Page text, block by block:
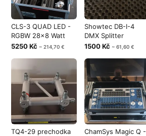
CLS-3 QUAD LED -
RGBW 28x8 Watt
5250 Kč ~ 214,70 €
Showtec DB-I-4
DMX Splitter
1500 Kč ~ 61,60 €
TQ4-29 prechodka
ChamSys Magic Q -